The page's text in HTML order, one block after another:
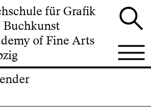
für Grafik
Buchkunst
of Fine Arts